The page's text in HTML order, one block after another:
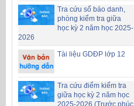
Tra cứu số báo danh,
phòng kiểm tra giữa
học kỳ 2 năm học 2025-
2026
Tài liệu GDĐP lớp 12
Tra cứu điểm kiểm tra
giữa học kỳ 2 năm học